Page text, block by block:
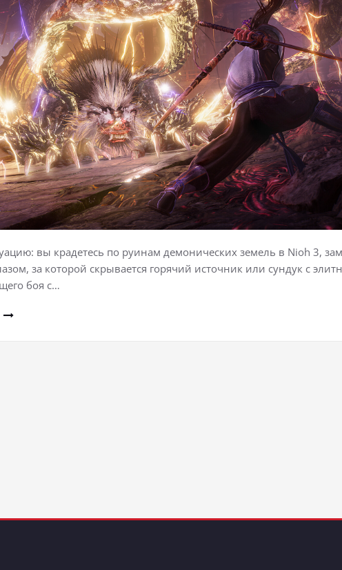
вы крадетесь по руинам демонических земель в Nioh 3,
за которой скрывается горячий источник или сундук с
боя с…